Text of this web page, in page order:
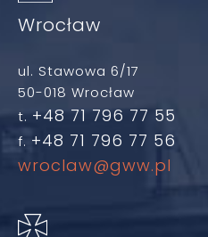
Wrocław
ul. Stawowa 6/17
50-018 Wrocław
t. +48 71 796 77 55
f. +48 71 796 77 56
wroclaw@gww.pl